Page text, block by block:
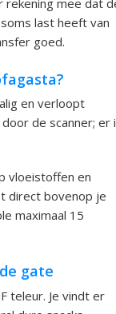
rekening mee dat
last heeft van
goed.
en verloopt
de scanner; er
vloeistoffen en
direct bovenop je
maximaal 15
gate
teleur. Je vindt er